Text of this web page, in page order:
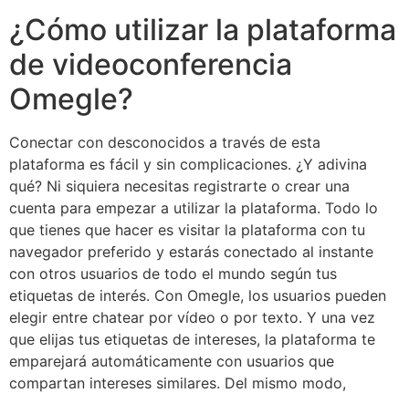
¿Cómo utilizar la plataforma
de videoconferencia
Omegle?
Conectar con desconocidos a través de esta
plataforma es fácil y sin complicaciones. ¿Y adivina
qué? Ni siquiera necesitas registrarte o crear una
cuenta para empezar a utilizar la plataforma. Todo lo
que tienes que hacer es visitar la plataforma con tu
navegador preferido y estarás conectado al instante
con otros usuarios de todo el mundo según tus
etiquetas de interés. Con Omegle, los usuarios pueden
elegir entre chatear por vídeo o por texto. Y una vez
que elijas tus etiquetas de intereses, la plataforma te
emparejará automáticamente con usuarios que
compartan intereses similares. Del mismo modo,